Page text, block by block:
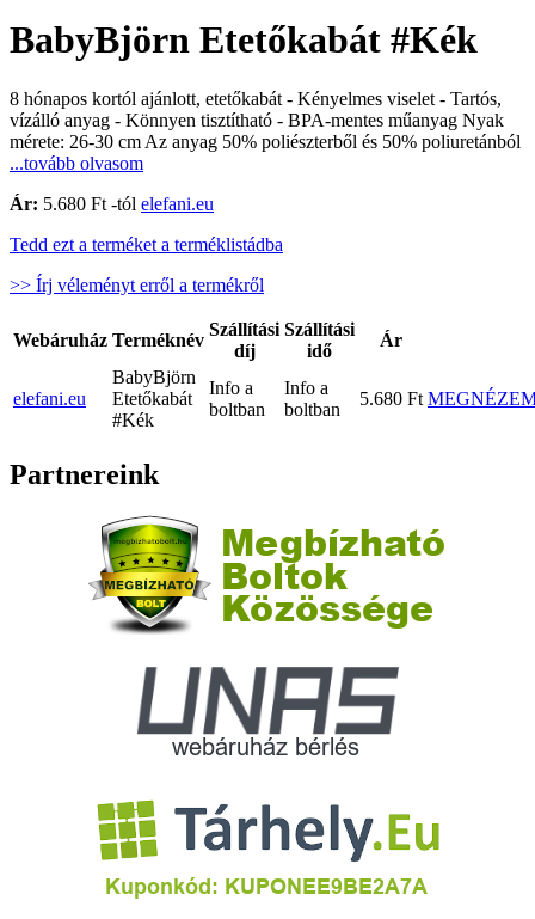
BabyBjörn Etetőkabát #Kék
8 hónapos kortól ajánlott, etetőkabát - Kényelmes viselet - Tartós,
vízálló anyag - Könnyen tisztítható - BPA-mentes műanyag Nyak
mérete: 26-30 cm Az anyag 50% poliészterből és 50% poliuretánból
...tovább olvasom
Ár: 5.680 Ft -tól elefani.eu
Tedd ezt a terméket a terméklistádba
>> Írj véleményt erről a termékről
Webáruház Terméknév
Szállítási
díj
Szállítási
idő
Ár
elefani.eu
BabyBjörn
Etetőkabát
#Kék
Info a
boltban
Info a
boltban
5.680 Ft
Partnereink